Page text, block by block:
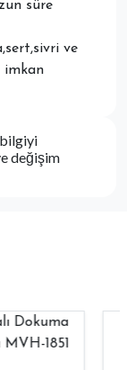
süre
ve
imkan
bilgiyi
değişim